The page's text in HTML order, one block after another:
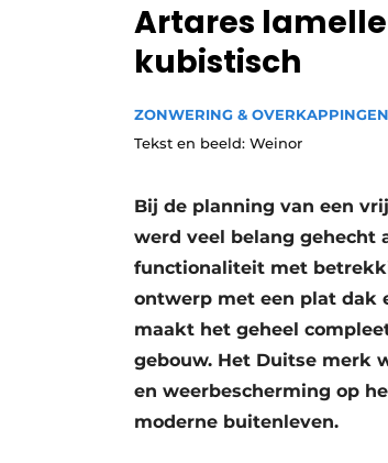
Artares
kubistisch
ZONWERING & OVERKAPPINGEN
Tekst en beeld: Weinor
Bij de planning van een
werd veel belang gehecht
functionaliteit met
ontwerp met een plat dak
maakt het geheel
gebouw. Het Duitse merk
en weerbescherming op
moderne buitenleven.